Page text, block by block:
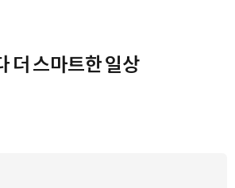
더 스마트한 일상